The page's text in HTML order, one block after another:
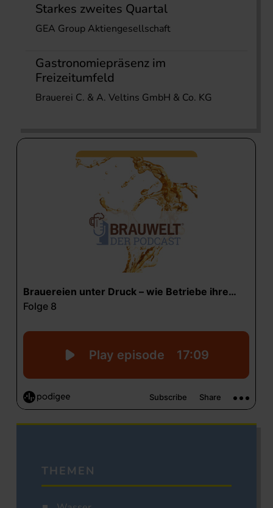
Starkes zweites Quartal
GEA Group Aktiengesellschaft
Gastronomiepräsenz im
Freizeitumfeld
Brauerei C. & A. Veltins GmbH & Co. KG
THEMEN